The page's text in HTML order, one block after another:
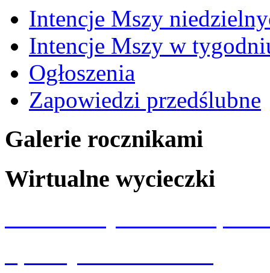
Intencje Mszy
Intencje Mszy w
Ogłoszenia
Zapowiedzi przedślubne
Galerie rocznikami
Wirtualne wycieczki